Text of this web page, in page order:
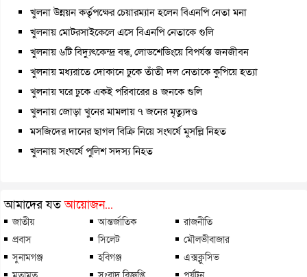
খুলনা উন্নয়ন কর্তৃপক্ষের চেয়ারম্যান হলেন বিএনপি নেতা মনা
খুলনায় মোটরসাইকেলে এসে বিএনপি নেতাকে গুলি
খুলনায় ৬টি বিদ্যুৎকেন্দ্র বন্ধ, লোডশেডিংয়ে বিপর্যস্ত জনজীবন
খুলনায় মধ্যরাতে দোকানে ঢুকে তাঁতী দল নেতাকে কুপিয়ে হত্যা
খুলনায় ঘরে ঢুকে একই পরিবারের ৪ জনকে গুলি
খুলনায় জোড়া খুনের মামলায় ৭ জনের মৃত্যুদণ্ড
মসজিদের দানের ছাগল বিক্রি নিয়ে সংঘর্ষে মুসল্লি নিহত
খুলনায় সংঘর্ষে পুলিশ সদস্য নিহত
আমাদের যতআয়োজন...
জাতীয় আন্তর্জাতিক
রাজনীতি
প্রবাস
সিলেট
মৌলভীবাজার
সুনামগঞ্জ
হবিগঞ্জ
এক্সক্লুসিভ
মতামত
সংবাদ বিজ্ঞপ্তি পর্যটন